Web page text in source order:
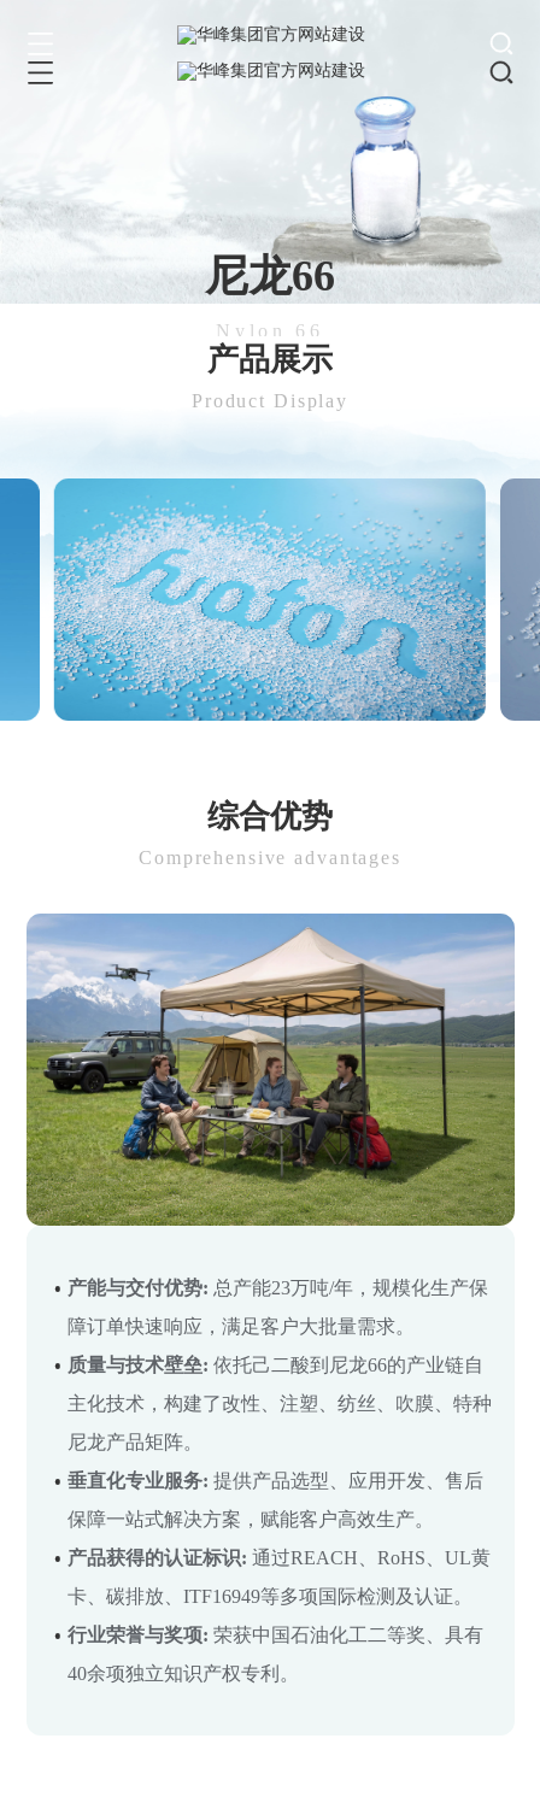
尼龙66
Nylon 66
尼龙66，高端制造的极限刚韧DNA！
产品展示
Product Display
综合优势
Comprehensive advantages
产能与交付优势: 总产能23万吨/年，规模化生产保
障订单快速响应，满足客户大批量需求。
质量与技术壁垒:依托己二酸到尼龙66的产业链自
主化技术，构建了改性、注塑、纺丝、吹膜、特种
尼龙产品矩阵。
垂直化专业服务:提供产品选型、应用开发、售后
保障一站式解决方案，赋能客户高效生产。
产品获得的认证标识:通过REACH、RoHS、UL黄
卡、碳排放、ITF16949等多项国际检测及认证。
行业荣誉与奖项:荣获中国石油化工二等奖、具有
40余项独立知识产权专利。